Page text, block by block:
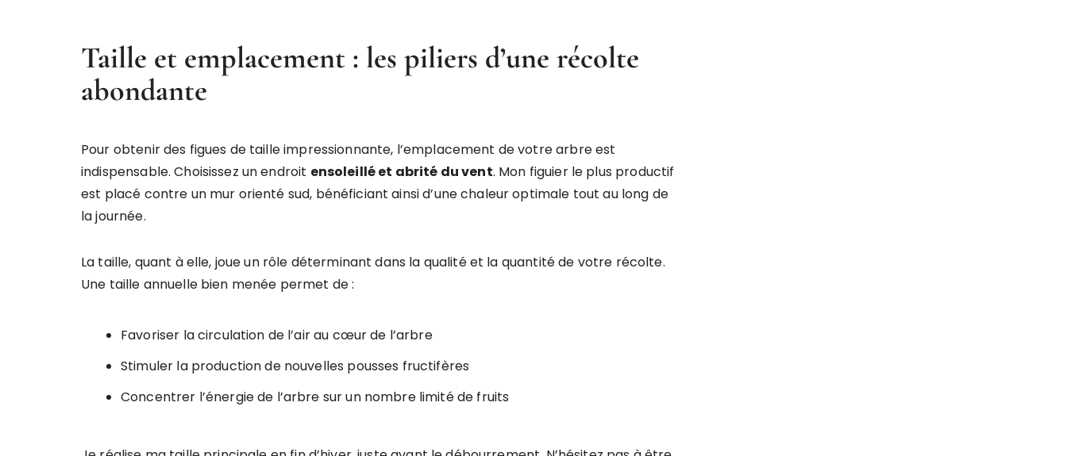
Taille et emplacement : les piliers d’une récolte
abondante
Pour obtenir des figues de taille impressionnante, l’emplacement de votre arbre est
indispensable. Choisissez un endroit ensoleillé et abrité du vent. Mon figuier le plus productif
est placé contre un mur orienté sud, bénéficiant ainsi d’une chaleur optimale tout au long de
la journée.
La taille, quant à elle, joue un rôle déterminant dans la qualité et la quantité de votre récolte.
Une taille annuelle bien menée permet de :
Favoriser la circulation de l’air au cœur de l’arbre
Stimuler la production de nouvelles pousses fructifères
Concentrer l’énergie de l’arbre sur un nombre limité de fruits